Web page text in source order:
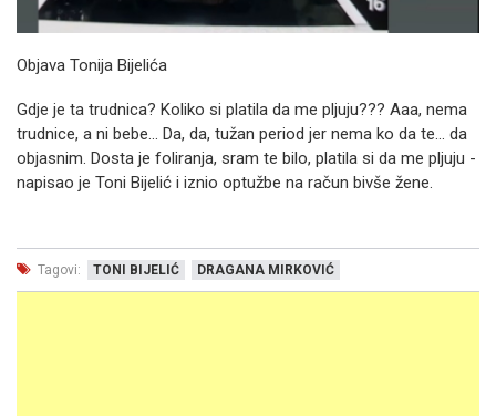
Objava Tonija Bijelića
Gdje je ta trudnica? Koliko si platila da me pljuju??? Aaa, nema
trudnice, a ni bebe... Da, da, tužan period jer nema ko da te... da
objasnim. Dosta je foliranja, sram te bilo, platila si da me pljuju -
napisao je Toni Bijelić i iznio optužbe na račun bivše žene.
Tagovi: TONI BIJELIĆ DRAGANA MIRKOVIĆ